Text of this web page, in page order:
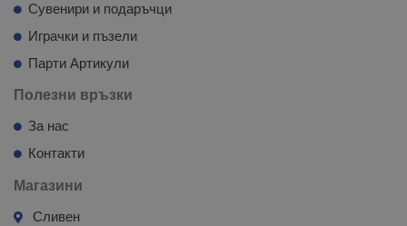
Сувенири и подаръчци
Играчки и пъзели
Парти Артикули
Полезни връзки
За нас
Контакти
Магазини
Сливен